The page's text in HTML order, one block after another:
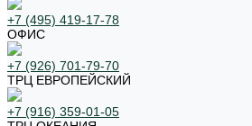
+7 (495) 419-17-78
ОФИС
+7 (926) 701-79-70
ТРЦ ЕВРОПЕЙСКИЙ
+7 (916) 359-01-05